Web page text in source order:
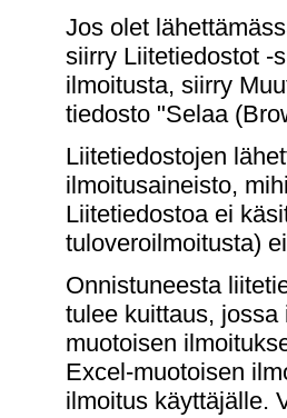
Jos olet
siirry Liitetiedostot -
ilmoitusta, siirry
tiedosto "Selaa
Liitetiedostojen
ilmoitusaineisto,
Liitetiedostoa ei
tuloveroilmoitusta)
Onnistuneesta
tulee kuittaus,
muotoisen
Excel-muotoisen
ilmoitus käyttäjälle.